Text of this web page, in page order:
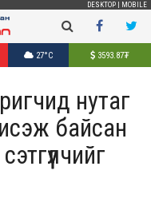
DESKTOP MOBILE
27°C 3593.87₮
нутаг
байсан